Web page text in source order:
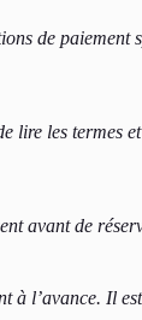
de paiement
lire les termes
avant de
à l’avance. Il